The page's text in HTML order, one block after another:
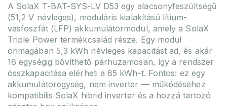
A SolaX T-BAT-SYS-LV D53 egy alacsonyfeszültségű
(51,2 V névleges), moduláris kialakítású lítium-
vasfoszfát (LFP) akkumulátormodul, amely a SolaX
Triple Power termékcsalád része. Egy modul
önmagában 5,3 kWh névleges kapacitást ad, és akár
16 egységig bővíthető párhuzamosan, így a rendszer
összkapacitása elérheti a 85 kWh-t. Fontos: ez egy
akkumulátoregység, nem inverter — működéséhez
kompatibilis SolaX hibrid inverter és a hozzá tartozó